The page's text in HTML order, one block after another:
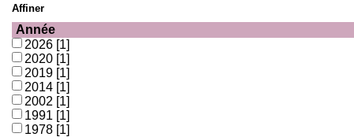
Affiner
Année
2026 [1]
2020 [1]
2019 [1]
2014 [1]
2002 [1]
1991 [1]
1978 [1]